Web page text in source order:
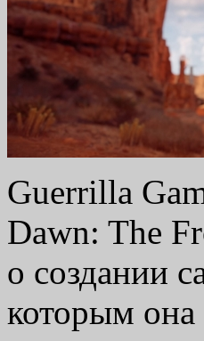
Guerrilla
Dawn: The
о создании
которым она